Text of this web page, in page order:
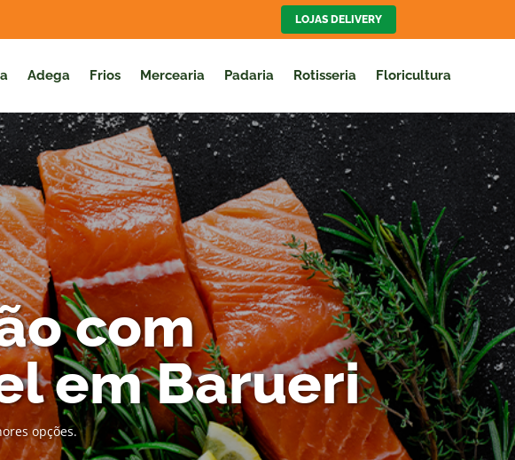
LOJAS DELIVERY
Adega Frios Mercearia Padaria Rotisseria Floricultura
com
em Barueri
opções.